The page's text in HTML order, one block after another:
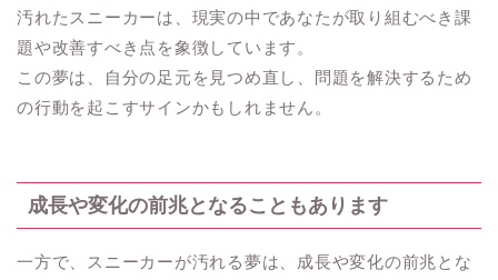
汚れたスニーカーは、現実の中であなたが取り組むべき課
題や改善すべき点を象徴しています。
この夢は、自分の足元を見つめ直し、問題を解決するため
の行動を起こすサインかもしれません。
成長や変化の前兆となることもあります
一方で、スニーカーが汚れる夢は、成長や変化の前兆とな